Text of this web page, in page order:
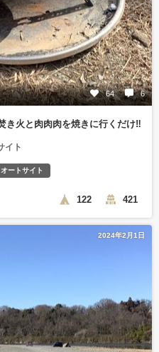
64 6
き火と肉肉肉を焼きに行くだけ‼️
イト
オートサイト
122 421
2024年2月1日